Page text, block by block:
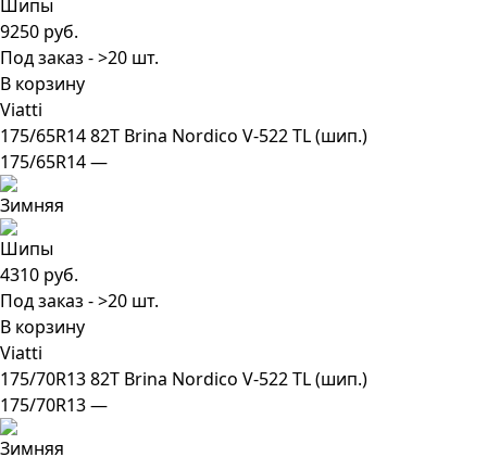
9250 руб.
Под заказ - >20 шт.
В корзину
Viatti
175/65R14 82T Brina Nordico V-522 TL (шип.)
175/65R14 —
4310 руб.
Под заказ - >20 шт.
В корзину
Viatti
175/70R13 82T Brina Nordico V-522 TL (шип.)
175/70R13 —